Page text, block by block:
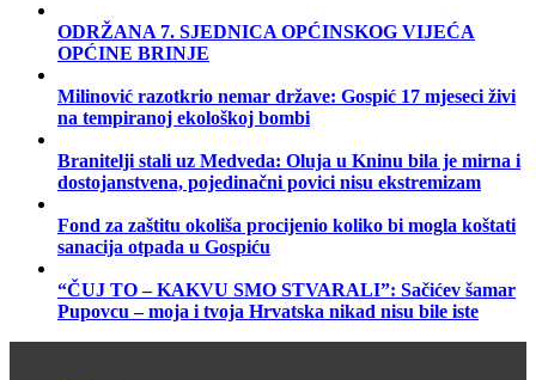
ODRŽANA 7. SJEDNICA OPĆINSKOG VIJEĆA
OPĆINE BRINJE
Milinović razotkrio nemar države: Gospić 17 mjeseci živi
na tempiranoj ekološkoj bombi
Branitelji stali uz Medveda: Oluja u Kninu bila je mirna i
dostojanstvena, pojedinačni povici nisu ekstremizam
Fond za zaštitu okoliša procijenio koliko bi mogla koštati
sanacija otpada u Gospiću
“ČUJ TO – KAKVU SMO STVARALI”: Sačićev šamar
Pupovcu – moja i tvoja Hrvatska nikad nisu bile iste